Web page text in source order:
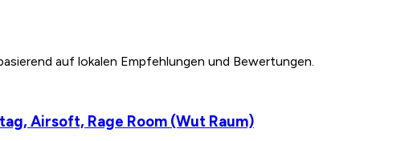
auf lokalen Empfehlungen und Bewertungen.
Airsoft, Rage Room (Wut Raum)